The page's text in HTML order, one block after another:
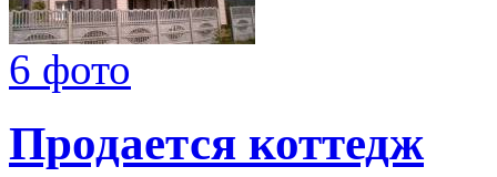
6 фото
Продается коттедж